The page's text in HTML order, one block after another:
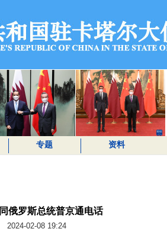
专题 资料
俄罗斯总统普京通电话
2024-02-08 19:24